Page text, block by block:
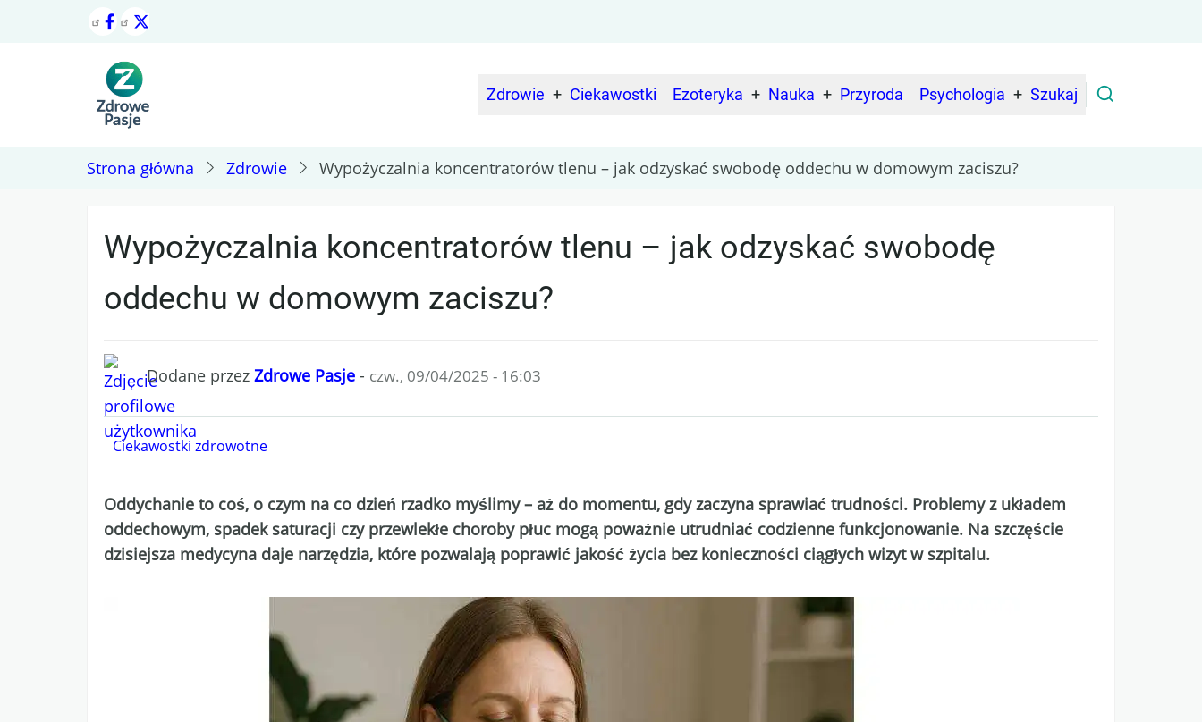
navigation
Zdrowie Ciekawostki Ezoteryka Nauka Przyroda Psychologia Szukaj
Strona główna Zdrowie Wypożyczalnia koncentratorów tlenu – jak odzyskać swobodę oddechu w domowym zaciszu?
Wypożyczalnia koncentratorów tlenu – jak odzyskać swobodę
oddechu w domowym zaciszu?
Dodane przez Zdrowe Pasje - czw., 09/04/2025 - 16:03
Ciekawostki zdrowotne
Oddychanie to coś, o czym na co dzień rzadko myślimy – aż do momentu, gdy zaczyna sprawiać trudności. Problemy z układem
oddechowym, spadek saturacji czy przewlekłe choroby płuc mogą poważnie utrudniać codzienne funkcjonowanie. Na szczęście
dzisiejsza medycyna daje narzędzia, które pozwalają poprawić jakość życia bez konieczności ciągłych wizyt w szpitalu.